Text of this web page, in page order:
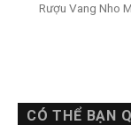
CÓ THỂ BẠN
Rượu Vang Nho